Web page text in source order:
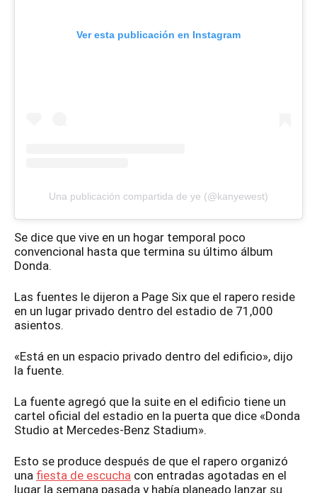
Ver esta publicación en Instagram
Una publicación compartida de ye (@kanyewest)
Se dice que vive en un hogar temporal poco
convencional hasta que termina su último álbum
Donda.
Las fuentes le dijeron a Page Six que el rapero reside
en un lugar privado dentro del estadio de 71,000
asientos.
«Está en un espacio privado dentro del edificio», dijo
la fuente.
La fuente agregó que la suite en el edificio tiene un
cartel oficial del estadio en la puerta que dice «Donda
Studio at Mercedes-Benz Stadium».
Esto se produce después de que el rapero organizó
una fiesta de escucha con entradas agotadas en el
lugar la semana pasada y había planeado lanzar su